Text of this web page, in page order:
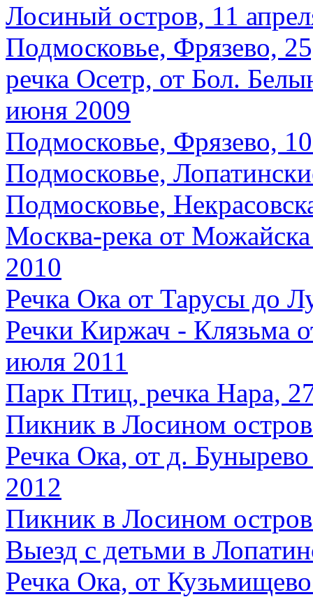
Лосиный остров, 11
Подмосковье, Фрязево,
речка Осетр, от Бол.
июня 2009
Подмосковье, Фрязево,
Подмосковье,
Подмосковье,
Москва-река от
2010
Речка Ока от Тарусы до
Речки Киржач - Клязьма
июля 2011
Парк Птиц, речка Нара,
Пикник в Лосином
Речка Ока, от д.
2012
Пикник в Лосином
Выезд с детьми в
Речка Ока, от